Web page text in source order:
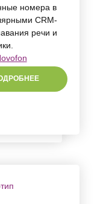
номера в
CRM-
речи и